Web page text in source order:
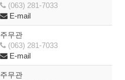
(063) 281-7033
E-mail
주무관
(063) 281-7033
E-mail
주무관